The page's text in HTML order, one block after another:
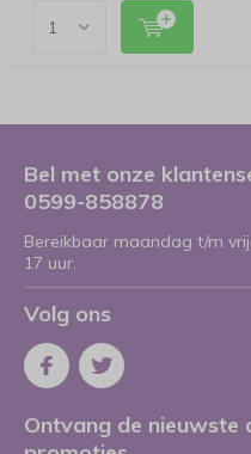
Bel met onze
0599-858878
Bereikbaar maandag t/m
17 uur.
Volg ons
Ontvang de nieuwste